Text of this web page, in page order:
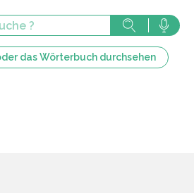
das Wörterbuch durchsehen